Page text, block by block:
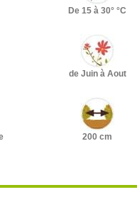
De 15 à 30° °C
de Juin à Aout
200 cm